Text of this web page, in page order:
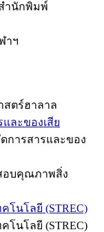
ำนักพิมพ์
าฯ
สตร์ฮาลาล
ละของเสีย
การสารและของ
อบคุณภาพสิ่ง
โนโลยี (STREC)
โนโลยี (STREC)